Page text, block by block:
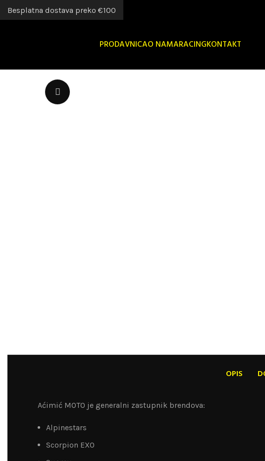
PRODAVNICAO NAMARACINGKONTAKT
OPIS
Aćimić MOTO je generalni zastupnik brendova:
Alpinestars
Scorpion EXO
Besplatna dostava preko €100